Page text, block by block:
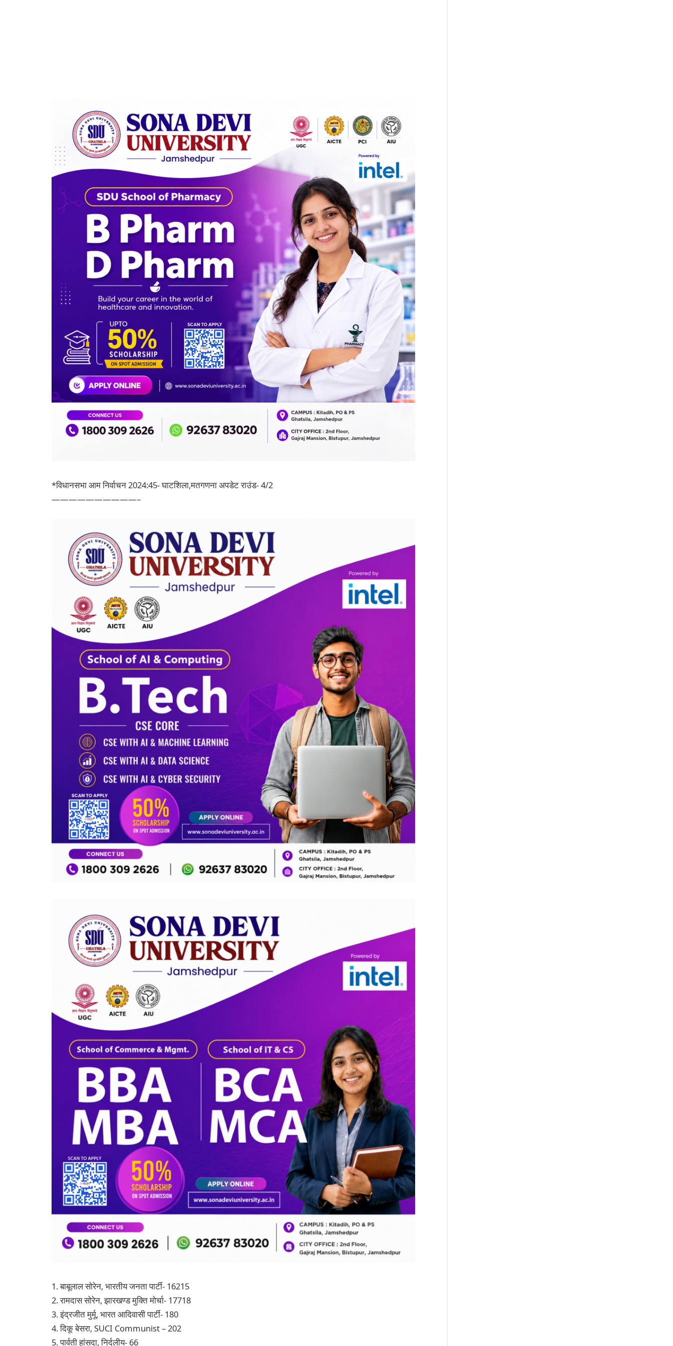
*विधानसभा आम निर्वाचन 2024:45- घाटशिला,मतगणना अपडेट राउंड- 4/2
——————————–
1. बाबूलाल सोरेन, भारतीय जनता पार्टी- 16215
2. रामदास सोरेन, झारखण्ड मुक्ति मोर्चा- 17718
3. इंद्रजीत मुर्मू, भारत आदिवासी पार्टी- 180
4. दिकू बेसरा, SUCI Communist – 202
5. पार्वती हांसदा, निर्दलीय- 66